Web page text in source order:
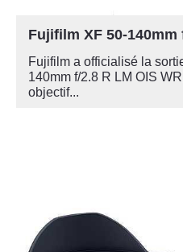
Fujifilm XF 50-140mm
Fujifilm a officialisé la
140mm f/2.8 R LM OIS
objectif...